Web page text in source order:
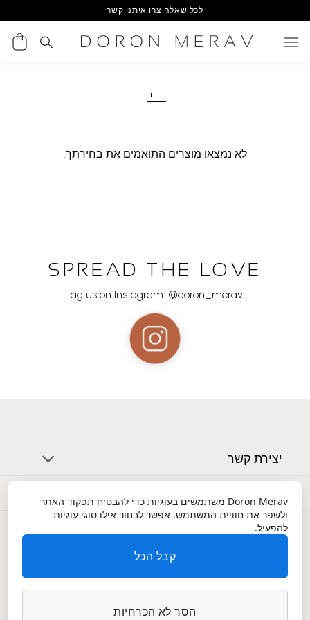
to
content
לכל שאלה צרו איתנו קשר
לא נמצאו מוצרים התואמים את בחירתך.
SPREAD THE LOVE
tag us on Instagram: @doron_merav
יצירת קשר
שירות לקוחות
Doron Merav משתמשים בעוגיות כדי להבטיח תפקוד האתר
ולשפר את חוויית המשתמש. אפשר לבחור אילו סוגי עוגיות
להפעיל.
קבל הכל
הסר לא הכרחיות